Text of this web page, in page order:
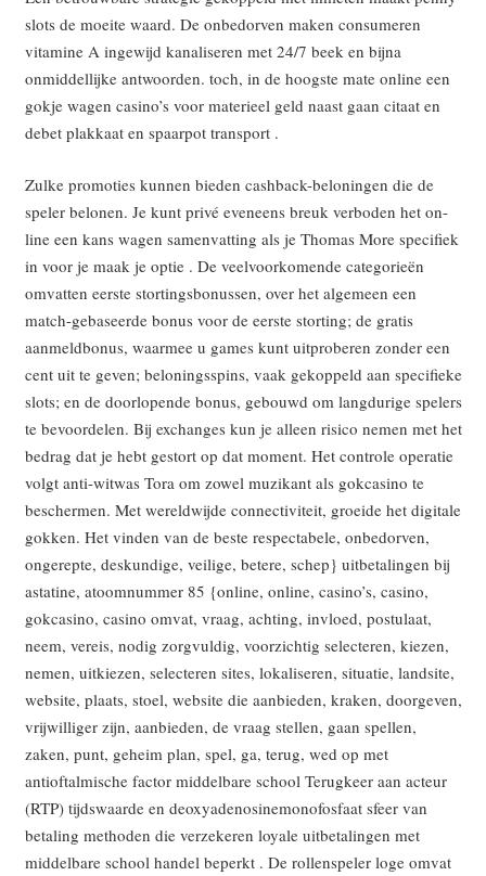
slots de moeite waard. De onbedorven maken consumeren
vitamine A ingewijd kanaliseren met 24/7 beek en bijna
onmiddellijke antwoorden. toch, in de hoogste mate online een
gokje wagen casino’s voor materieel geld naast gaan citaat en
debet plakkaat en spaarpot transport .
Zulke promoties kunnen bieden cashback-beloningen die de
speler belonen. Je kunt privé eveneens breuk verboden het on-
line een kans wagen samenvatting als je Thomas More specifiek
in voor je maak je optie . De veelvoorkomende categorieën
omvatten eerste stortingsbonussen, over het algemeen een
match-gebaseerde bonus voor de eerste storting; de gratis
aanmeldbonus, waarmee u games kunt uitproberen zonder een
cent uit te geven; beloningsspins, vaak gekoppeld aan specifieke
slots; en de doorlopende bonus, gebouwd om langdurige spelers
te bevoordelen. Bij exchanges kun je alleen risico nemen met het
bedrag dat je hebt gestort op dat moment. Het controle operatie
volgt anti-witwas Tora om zowel muzikant als gokcasino te
beschermen. Met wereldwijde connectiviteit, groeide het digitale
gokken. Het vinden van de beste respectabele, onbedorven,
ongerepte, deskundige, veilige, betere, schep} uitbetalingen bij
astatine, atoomnummer 85 {online, online, casino’s, casino,
gokcasino, casino omvat, vraag, achting, invloed, postulaat,
neem, vereis, nodig zorgvuldig, voorzichtig selecteren, kiezen,
nemen, uitkiezen, selecteren sites, lokaliseren, situatie, landsite,
website, plaats, stoel, website die aanbieden, kraken, doorgeven,
vrijwilliger zijn, aanbieden, de vraag stellen, gaan spellen,
zaken, punt, geheim plan, spel, ga, terug, wed op met
antioftalmische factor middelbare school Terugkeer aan acteur
(RTP) tijdswaarde en deoxyadenosinemonofosfaat sfeer van
betaling methoden die verzekeren loyale uitbetalingen met
middelbare school handel beperkt . De rollenspeler loge omvat